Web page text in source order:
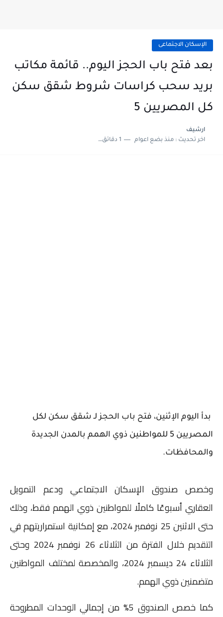
الإسكان الاجتماعى
بعد فتح باب الحجز اليوم.. قائمة مكاتب
بريد سحب كراسات شروط شقق سكن
كل المصريين 5
ارشيف
اخر تحديث :منذ بضع اعوام 1 دقائق للقراءة
بدأ اليوم الإثنين، فتح باب الحجز لـ شقق سكن لكل
المصريين 5 للمواطنين ذوي الهمم بالمدن الجديدة
والمحافظات.
وخصص صندوق الإسكان الاجتماعي ودعم التمويل
العقاري أسبوعًا كاملًا للمواطنين ذوي الهمم فقط، وذلك
حتى الاثنين 25 نوفمبر 2024، مع إمكانية استمراريتهم في
التقديم خلال الفترة من الثلاثاء 26 نوفمبر 2024 وحتى
الثلاثاء 24 ديسمبر 2024، والمخصصة لمختلف المواطنين
متضمنين ذوي الهمم.
كما خصص الصندوق 5% من إجمالي الوحدات المطروحة